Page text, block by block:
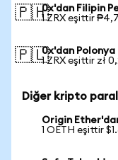
🇵🇭0x'dan Filipin
1 ZRX eşittir
🇵🇱0x'dan
1 ZRX eşittir zł
Diğer kripto
Origin
1 OETH eşittir